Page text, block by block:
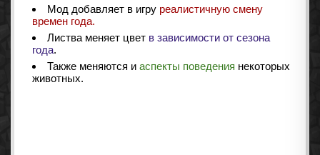
Мод добавляет в игру реалистичную смену
времен года.
Листва меняет цвет в зависимости от сезона
года.
Также меняются и аспекты поведения некоторых
животных.